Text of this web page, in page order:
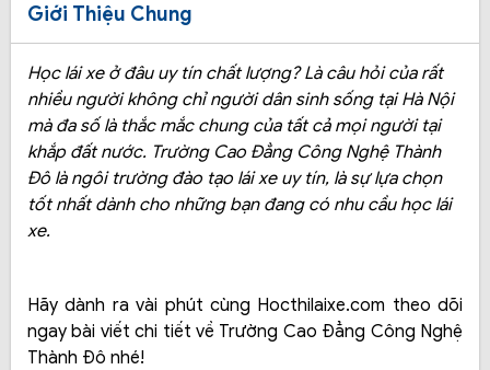
Giới Thiệu Chung
Học lái xe ở đâu uy tín chất lượng? Là câu hỏi của rất
nhiều người không chỉ người dân sinh sống tại Hà Nội
mà đa số là thắc mắc chung của tất cả mọi người tại
khắp đất nước. Trường Cao Đẳng Công Nghệ Thành
Đô là ngôi trường đào tạo lái xe uy tín, là sự lựa chọn
tốt nhất dành cho những bạn đang có nhu cầu học lái
xe.
Hãy dành ra vài phút cùng Hocthilaixe.com theo dõi
ngay bài viết chi tiết về Trường Cao Đẳng Công Nghệ
Thành Đô nhé!